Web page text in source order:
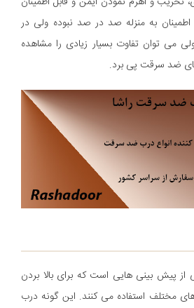
به منزله صد در صد نبوده ولی در
می توان تفاوت بسیار زیادی را مشاهده
ضد سرقت پی برد.
پیش بینی هایی است که برای بالا بردن
مختلف استفاده می کنند. این گونه درب